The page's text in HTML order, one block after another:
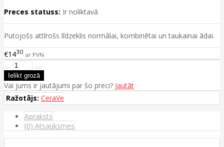
Preces statuss: Ir noliktavā
Putojošs attīrošs līdzeklis normālai, kombinētai un taukainai ādai.
€1430 ar PVN
Vai jums ir jautājumi par šo preci? Jautāt
Ražotājs: CeraVe
Apraksts
(0) Atsauksmes